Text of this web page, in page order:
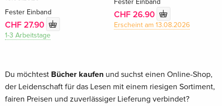
Fester Einband
CHF 27.90
1-3 Arbeitstage
Fester Einband
CHF 26.90
Erscheint am 13.08.2026
Du möchtest Bücher kaufen und suchst einen Online-Shop,
der Leidenschaft für das Lesen mit einem riesigen Sortiment,
fairen Preisen und zuverlässiger Lieferung verbindet?